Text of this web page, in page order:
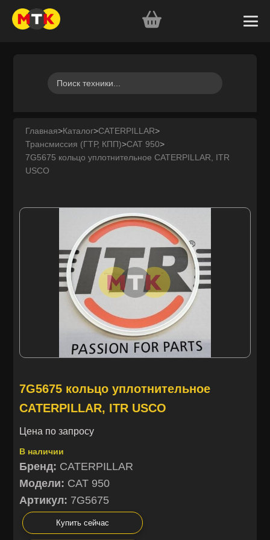
Главная>Каталог>CATERPILLAR>
Трансмиссия (ГТР, КПП)>CAT 950>
7G5675 кольцо уплотнительное CATERPILLAR, ITR
USCO
7G5675 кольцо уплотнительное
CATERPILLAR, ITR USCO
Цена по запросу
В наличии
Бренд: CATERPILLAR
Модели: CAT 950
Артикул: 7G5675
Купить сейчас